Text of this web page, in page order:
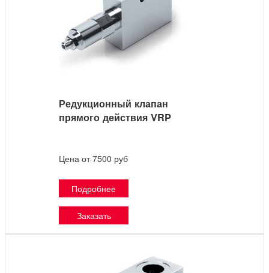
Редукционный клапан
прямого действия VRP
Цена от 7500 руб
Подробнее
Заказать